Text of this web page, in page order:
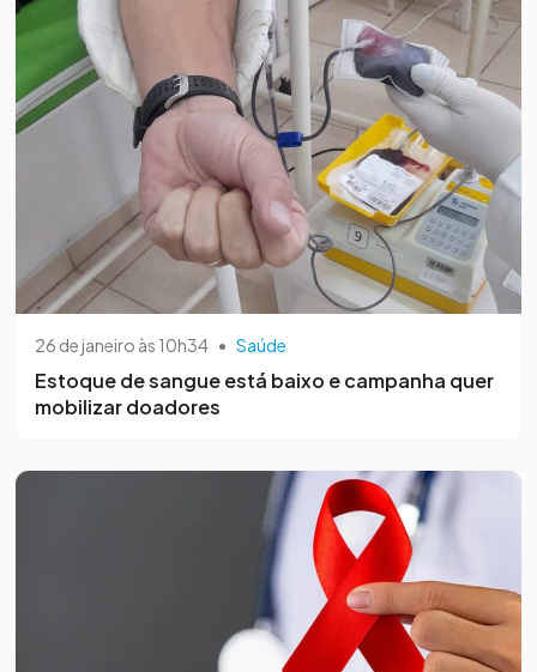
26 de janeiro às 10h34 • Saúde
Estoque de sangue está baixo e campanha quer
mobilizar doadores